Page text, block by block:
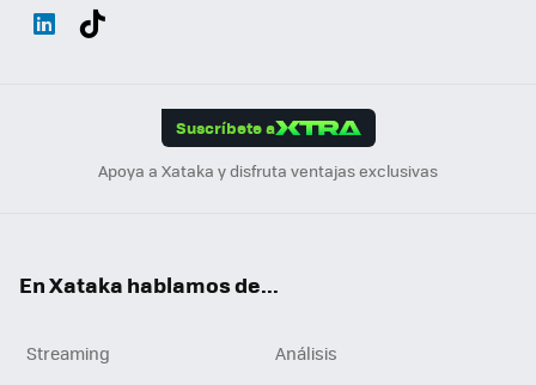
Suscríbete a
Apoya a Xataka y disfruta ventajas exclusivas
En Xataka hablamos de...
Streaming
Análisis